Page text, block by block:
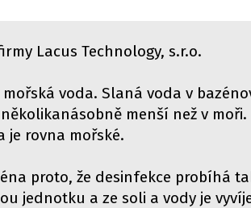
Lacus Technology, s.r.o.
voda. Slaná voda v
menší než v moři.
je rovna mořské.
proto, že desinfekce probíhá
jednotku a ze soli a vody je